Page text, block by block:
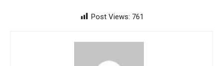
Post Views: 761